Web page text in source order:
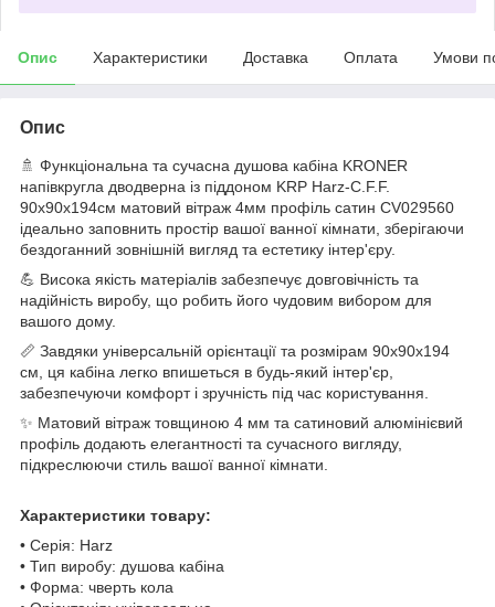
Опис Характеристики Доставка Оплата Умови
Опис
🚿 Функціональна та сучасна душова кабіна KRONER
напівкругла дводверна із піддоном KRP Harz-C.F.F.
90x90x194см матовий вітраж 4мм профіль сатин CV029560
ідеально заповнить простір вашої ванної кімнати, зберігаючи
бездоганний зовнішній вигляд та естетику інтер'єру.
💪 Висока якість матеріалів забезпечує довговічність та
надійність виробу, що робить його чудовим вибором для
вашого дому.
📏 Завдяки універсальній орієнтації та розмірам 90x90x194
см, ця кабіна легко впишеться в будь-який інтер'єр,
забезпечуючи комфорт і зручність під час користування.
✨ Матовий вітраж товщиною 4 мм та сатиновий алюмінієвий
профіль додають елегантності та сучасного вигляду,
підкреслюючи стиль вашої ванної кімнати.
Характеристики товару:
• Серія: Harz
• Тип виробу: душова кабіна
• Форма: чверть кола